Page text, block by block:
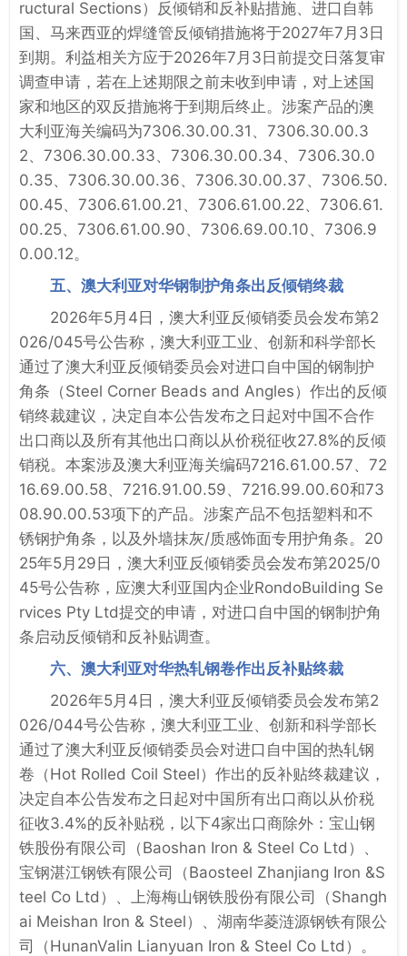
ructural Sections）反倾销和反补贴措施、进口自韩
国、马来西亚的焊缝管反倾销措施将于2027年7月3日
到期。利益相关方应于2026年7月3日前提交日落复审
调查申请，若在上述期限之前未收到申请，对上述国
家和地区的双反措施将于到期后终止。涉案产品的澳
大利亚海关编码为7306.30.00.31、7306.30.00.3
2、7306.30.00.33、7306.30.00.34、7306.30.0
0.35、7306.30.00.36、7306.30.00.37、7306.50.
00.45、7306.61.00.21、7306.61.00.22、7306.61.
00.25、7306.61.00.90、7306.69.00.10、7306.9
0.00.12。
五、澳大利亚对华钢制护角条出反倾销终裁
2026年5月4日，澳大利亚反倾销委员会发布第2
026/045号公告称，澳大利亚工业、创新和科学部长
通过了澳大利亚反倾销委员会对进口自中国的钢制护
角条（Steel Corner Beads and Angles）作出的反倾
销终裁建议，决定自本公告发布之日起对中国不合作
出口商以及所有其他出口商以从价税征收27.8%的反倾
销税。本案涉及澳大利亚海关编码7216.61.00.57、72
16.69.00.58、7216.91.00.59、7216.99.00.60和73
08.90.00.53项下的产品。‌涉案产品不包括塑料和不
锈钢护角条，以及外墙抹灰/质感饰面专用护角条。20
25年5月29日，澳大利亚反倾销委员会发布第2025/0
45号公告称，应澳大利亚国内企业RondoBuilding Se
rvices Pty Ltd提交的申请，对进口自中国的钢制护角
条启动反倾销和反补贴调查。
六、澳大利亚对华热轧钢卷作出反补贴终裁
2026年5月4日，澳大利亚反倾销委员会发布第2
026/044号公告称，澳大利亚工业、创新和科学部长
通过了澳大利亚反倾销委员会对进口自中国的热轧钢
卷（Hot Rolled Coil Steel）作出的反补贴终裁建议，
决定自本公告发布之日起对中国所有出口商以从价税
征收3.4%的反补贴税，以下4家出口商除外：宝山钢
铁股份有限公司（Baoshan Iron & Steel Co Ltd）、
宝钢湛江钢铁有限公司（Baosteel Zhanjiang Iron &S
teel Co Ltd）、上海梅山钢铁股份有限公司（Shangh
ai Meishan Iron & Steel）、湖南华菱涟源钢铁有限公
司（HunanValin Lianyuan Iron & Steel Co Ltd）。